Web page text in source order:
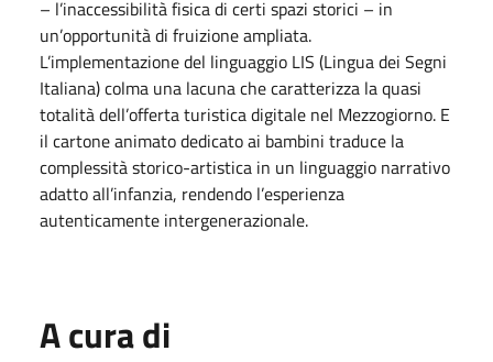
– l’inaccessibilità fisica di certi spazi storici – in
un’opportunità di fruizione ampliata.
L’implementazione del linguaggio LIS (Lingua dei Segni
Italiana) colma una lacuna che caratterizza la quasi
totalità dell’offerta turistica digitale nel Mezzogiorno. E
il cartone animato dedicato ai bambini traduce la
complessità storico-artistica in un linguaggio narrativo
adatto all’infanzia, rendendo l’esperienza
autenticamente intergenerazionale.
A cura di